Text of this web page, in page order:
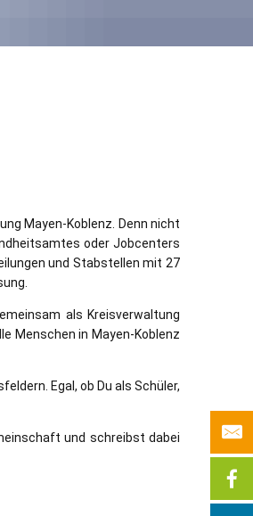
Mayen-Koblenz. Denn nicht
oder Jobcenters
und Stabstellen mit 27
als Kreisverwaltung
Menschen in Mayen-Koblenz
Egal, ob Du als Schüler,
und schreibst dabei